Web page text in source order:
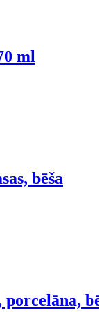
ml
bēša
porcelāna,